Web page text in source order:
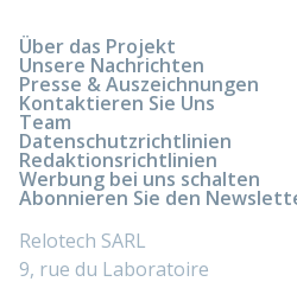
Über das Projekt
Unsere Nachrichten
Presse & Auszeichnungen
Kontaktieren Sie Uns
Team
Datenschutzrichtlinien
Redaktionsrichtlinien
Werbung bei uns schalten
Abonnieren Sie den
Relotech SARL
9, rue du Laboratoire